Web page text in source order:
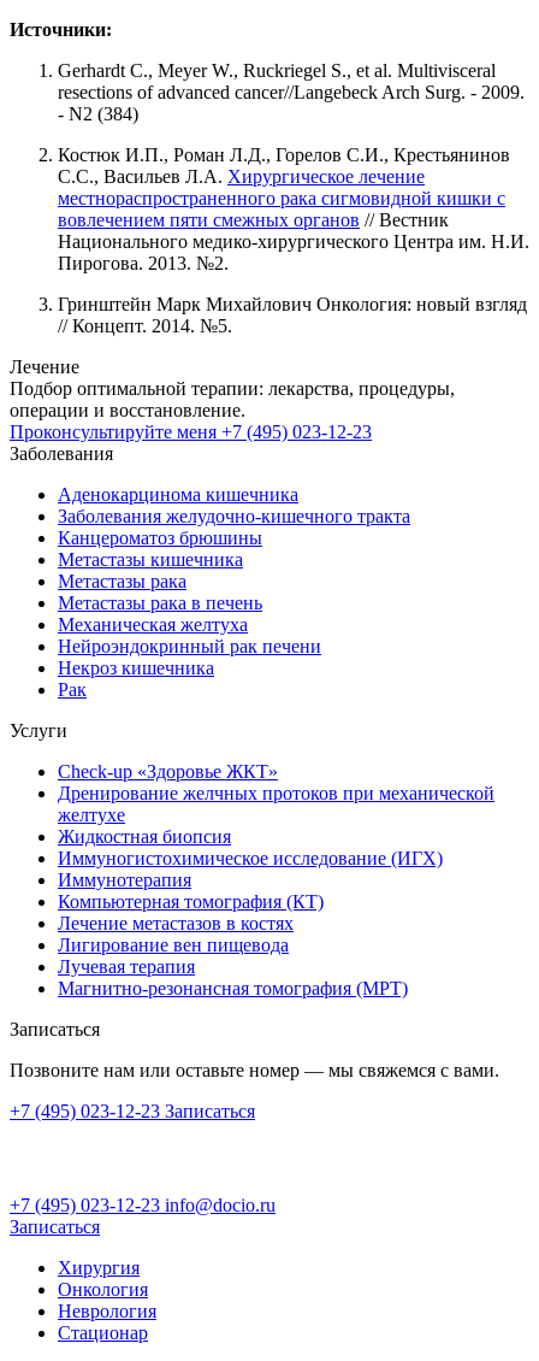
Источники:
Gerhardt C., Meyer W., Ruckriegel S., et al. Multivisceral
resections of advanced cancer//Langebeck Arch Surg. - 2009.
- N2 (384)
Костюк И.П., Роман Л.Д., Горелов С.И., Крестьянинов
С.С., Васильев Л.А. Хирургическое лечение
местнораспространенного рака сигмовидной кишки с
вовлечением пяти смежных органов // Вестник
Национального медико-хирургического Центра им. Н.И.
Пирогова. 2013. №2.
Гринштейн Марк Михайлович Онкология: новый взгляд
// Концепт. 2014. №5.
Лечение
Подбор оптимальной терапии: лекарства, процедуры,
операции и восстановление.
Проконсультируйте меня +7 (495) 023-12-23
Заболевания
Аденокарцинома кишечника
Заболевания желудочно-кишечного тракта
Канцероматоз брюшины
Метастазы кишечника
Метастазы рака
Метастазы рака в печень
Механическая желтуха
Нейроэндокринный рак печени
Некроз кишечника
Рак
Услуги
Check-up «Здоровье ЖКТ»
Дренирование желчных протоков при механической
желтухе
Жидкостная биопсия
Иммуногистохимическое исследование (ИГХ)
Иммунотерапия
Компьютерная томография (КТ)
Лечение метастазов в костях
Лигирование вен пищевода
Лучевая терапия
Магнитно-резонансная томография (МРТ)
Записаться
Позвоните нам или оставьте номер — мы свяжемся с вами.
+7 (495) 023-12-23 Записаться
+7 (495) 023-12-23 info@docio.ru
Записаться
Хирургия
Онкология
Неврология
Стационар